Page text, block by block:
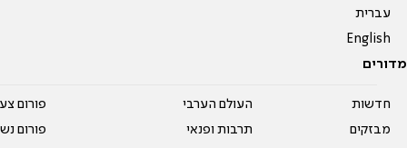
עברית
English
מדורים
חדשות
מבזקים
העולם הערבי
תרבות ופנאי
פורום
פורום